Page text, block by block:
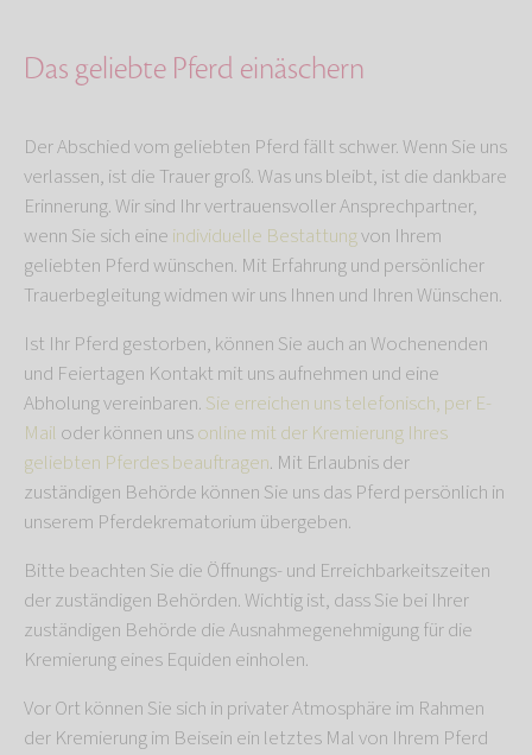
Das geliebte Pferd einäschern
Der Abschied vom geliebten Pferd fällt schwer. Wenn Sie uns
verlassen, ist die Trauer groß. Was uns bleibt, ist die dankbare
Erinnerung. Wir sind Ihr vertrauensvoller Ansprechpartner,
wenn Sie sich eine individuelle Bestattungvon Ihrem
geliebten Pferd wünschen. Mit Erfahrung und persönlicher
Trauerbegleitung widmen wir uns Ihnen und Ihren Wünschen.
Ist Ihr Pferd gestorben, können Sie auch an Wochenenden
und Feiertagen Kontakt mit uns aufnehmen und eine
Abholung vereinbaren. Sie erreichen uns telefonisch, per E-
Mail oder können unsonline mit der Kremierung Ihres
geliebten Pferdes beauftragen. Mit Erlaubnis der
zuständigen Behörde können Sie uns das Pferd persönlich in
unserem Pferdekrematorium übergeben.
Bitte beachten Sie die Öffnungs- und Erreichbarkeitszeiten
der zuständigen Behörden. Wichtig ist, dass Sie bei Ihrer
zuständigen Behörde die Ausnahmegenehmigung für die
Kremierung eines Equiden einholen.
Vor Ort können Sie sich in privater Atmosphäre im Rahmen
der Kremierung im Beisein ein letztes Mal von Ihrem Pferd